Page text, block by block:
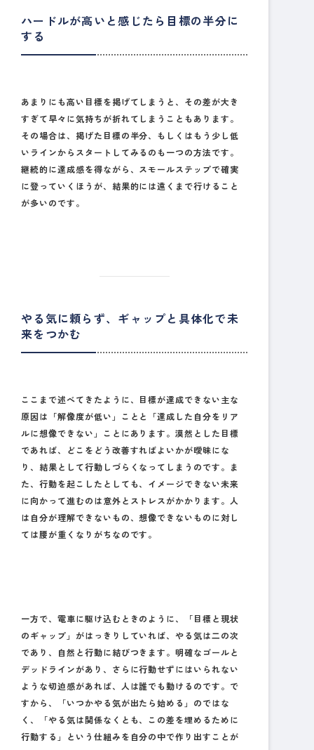
ハードルが高いと感じたら目標の半分に
する
あまりにも高い目標を掲げてしまうと、その差が大き
すぎて早々に気持ちが折れてしまうこともあります。
その場合は、掲げた目標の半分、もしくはもう少し低
いラインからスタートしてみるのも一つの方法です。
継続的に達成感を得ながら、スモールステップで確実
に登っていくほうが、結果的には遠くまで行けること
が多いのです。
やる気に頼らず、ギャップと具体化で未
来をつかむ
ここまで述べてきたように、目標が達成できない主な
原因は「解像度が低い」ことと「達成した自分をリア
ルに想像できない」ことにあります。漠然とした目標
であれば、どこをどう改善すればよいかが曖昧にな
り、結果として行動しづらくなってしまうのです。ま
た、行動を起こしたとしても、イメージできない未来
に向かって進むのは意外とストレスがかかります。人
は自分が理解できないもの、想像できないものに対し
ては腰が重くなりがちなのです。
一方で、電車に駆け込むときのように、「目標と現状
のギャップ」がはっきりしていれば、やる気は二の次
であり、自然と行動に結びつきます。明確なゴールと
デッドラインがあり、さらに行動せずにはいられない
ような切迫感があれば、人は誰でも動けるのです。で
すから、「いつかやる気が出たら始める」のではな
く、「やる気は関係なくとも、この差を埋めるために
行動する」という仕組みを自分の中で作り出すことが